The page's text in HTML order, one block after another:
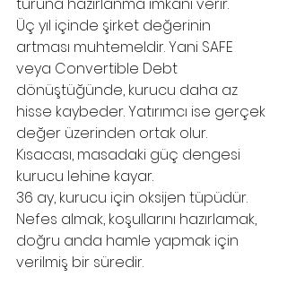
Üç yıl içinde şirket değerinin
artması muhtemeldir. Yani SAFE
veya Convertible Debt
dönüştüğünde, kurucu daha az
hisse kaybeder. Yatırımcı ise gerçek
değer üzerinden ortak olur.
Kısacası, masadaki güç dengesi
kurucu lehine kayar.
36 ay, kurucu için oksijen tüpüdür.
Nefes almak, koşullarını hazırlamak,
doğru anda hamle yapmak için
verilmiş bir süredir.